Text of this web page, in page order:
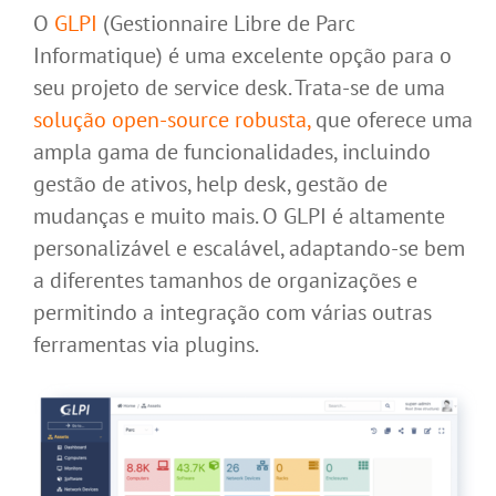
O GLPI (Gestionnaire Libre de Parc
Informatique) é uma excelente opção para o
seu projeto de service desk. Trata-se de uma
solução open-source robusta,que oferece uma
ampla gama de funcionalidades, incluindo
gestão de ativos, help desk, gestão de
mudanças e muito mais. O GLPI é altamente
personalizável e escalável, adaptando-se bem
a diferentes tamanhos de organizações e
permitindo a integração com várias outras
ferramentas via plugins.